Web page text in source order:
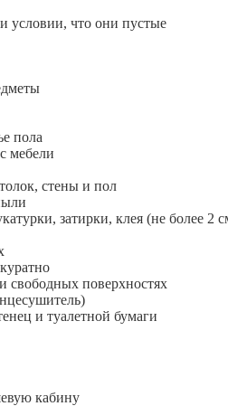
что они пустые
пола
мебели
стены и пол
затирки, клея (не более 2
свободных поверхностях
и туалетной бумаги
кабину